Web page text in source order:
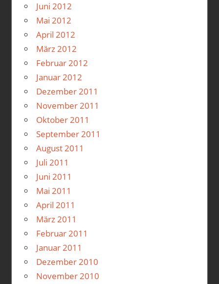
Juni 2012
Mai 2012
April 2012
März 2012
Februar 2012
Januar 2012
Dezember 2011
November 2011
Oktober 2011
September 2011
August 2011
Juli 2011
Juni 2011
Mai 2011
April 2011
März 2011
Februar 2011
Januar 2011
Dezember 2010
November 2010